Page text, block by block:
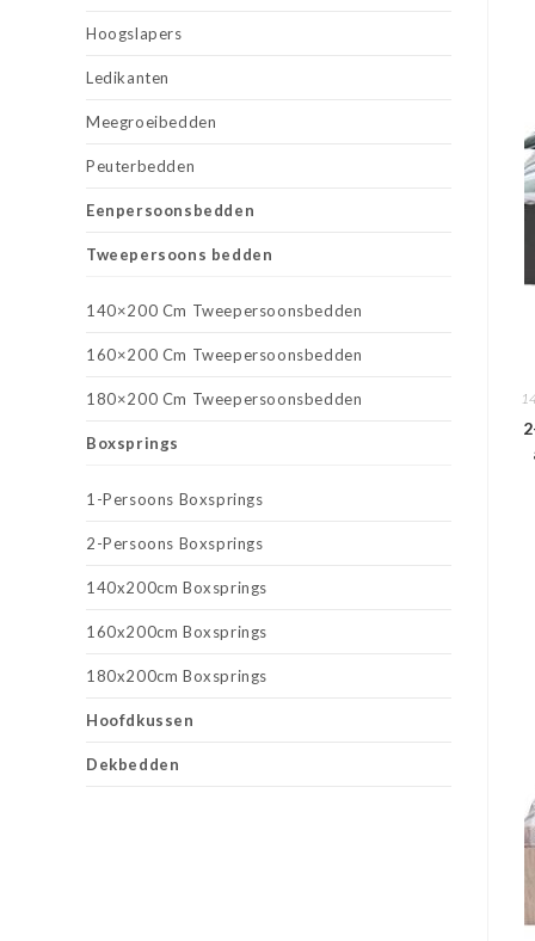
Hoogslapers
Ledikanten
Meegroeibedden
Peuterbedden
Eenpersoonsbedden
Tweepersoons bedden
140×200 Cm Tweepersoonsbedden
160×200 Cm Tweepersoonsbedden
180×200 Cm Tweepersoonsbedden
Boxsprings
1-Persoons Boxsprings
2-Persoons Boxsprings
140x200cm Boxsprings
160x200cm Boxsprings
180x200cm Boxsprings
Hoofdkussen
Dekbedden